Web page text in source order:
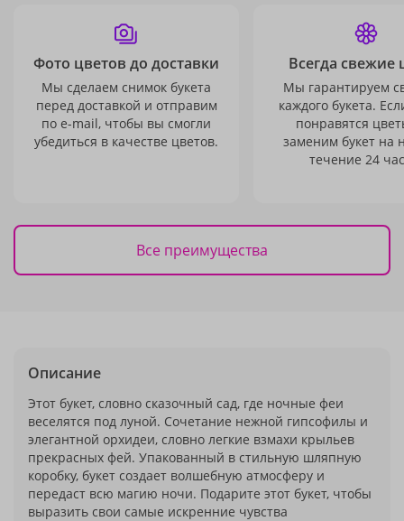
Фото цветов до доставки
Мы сделаем снимок букета
перед доставкой и отправим
по e-mail, чтобы вы смогли
убедиться в качестве цветов.
Всегда свежие
Мы гарантируем
каждого букета.
понравятся
заменим букет на
течение 24
Все преимущества
Описание
Этот букет, словно сказочный сад, где ночные феи
веселятся под луной. Сочетание нежной гипсофилы и
элегантной орхидеи, словно легкие взмахи крыльев
прекрасных фей. Упакованный в стильную шляпную
коробку, букет создает волшебную атмосферу и
передаст всю магию ночи. Подарите этот букет, чтобы
выразить свои самые искренние чувства